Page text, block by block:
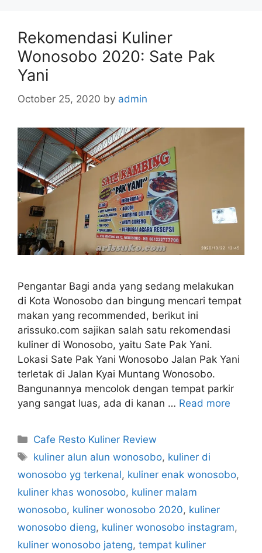
Rekomendasi Kuliner
Wonosobo 2020: Sate Pak
Yani
October 25, 2020 by admin
Pengantar Bagi anda yang sedang melakukan
di Kota Wonosobo dan bingung mencari tempat
makan yang recommended, berikut ini
arissuko.com sajikan salah satu rekomendasi
kuliner di Wonosobo, yaitu Sate Pak Yani.
Lokasi Sate Pak Yani Wonosobo Jalan Pak Yani
terletak di Jalan Kyai Muntang Wonosobo.
Bangunannya mencolok dengan tempat parkir
yang sangat luas, ada di kanan … Read more
Categories
Cafe Resto Kuliner Review
Tags
kuliner alun alun wonosobo, kuliner di
wonosobo yg terkenal, kuliner enak wonosobo,
kuliner khas wonosobo, kuliner malam
wonosobo, kuliner wonosobo 2020, kuliner
wonosobo dieng, kuliner wonosobo instagram,
kuliner wonosobo jateng, tempat kuliner